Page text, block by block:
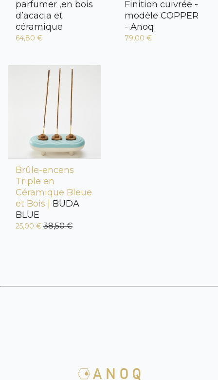
parfumer ,en bois
d’acacia et
céramique
64,80 €
Finition cuivrée -
modèle COPPER
- Anoq
79,00 €
Brûle-encens
Triple en
Céramique Bleue
et Bois | BUDA
BLUE
25,00 € 38,50 €